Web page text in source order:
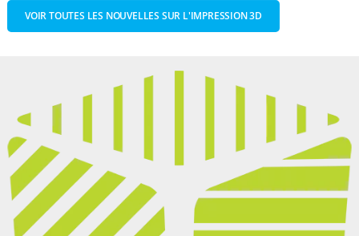
VOIR TOUTES LES NOUVELLES SUR L'IMPRESSION 3D